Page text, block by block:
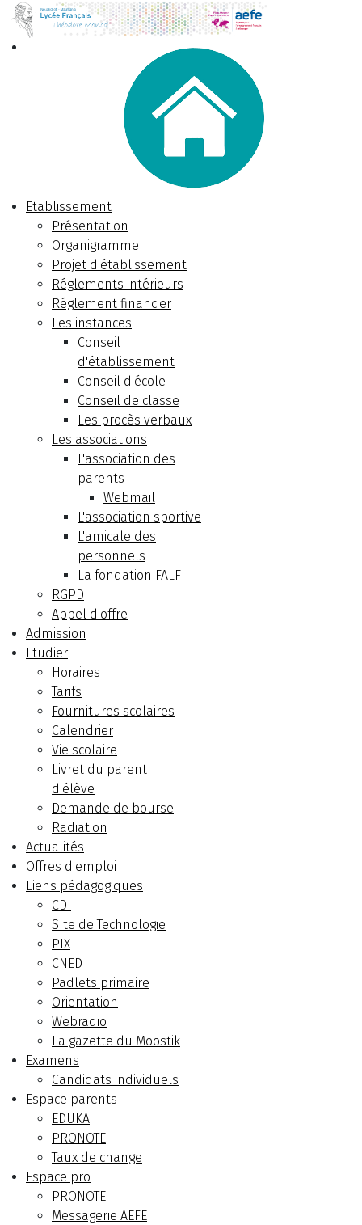
Etablissement
Présentation
Organigramme
Projet d'établissement
Réglements intérieurs
Réglement financier
Les instances
Conseil
d'établissement
Conseil d'école
Conseil de classe
Les procès verbaux
Les associations
L'association des
parents
Webmail
L'association sportive
L'amicale des
personnels
La fondation FALF
RGPD
Appel d'offre
Admission
Etudier
Horaires
Tarifs
Fournitures scolaires
Calendrier
Vie scolaire
Livret du parent
d'élève
Demande de bourse
Radiation
Actualités
Offres d'emploi
Liens pédagogiques
CDI
SIte de Technologie
PIX
CNED
Padlets primaire
Orientation
Webradio
La gazette du Moostik
Examens
Candidats individuels
Espace parents
EDUKA
PRONOTE
Taux de change
Espace pro
PRONOTE
Messagerie AEFE